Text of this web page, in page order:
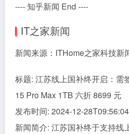
---- 知乎新闻 End ----
IT之家新闻
新闻来源：ITHome之家科技新
标题: 江苏线上国补终开启：需
15 Pro Max 1TB 六折 8699 元
发布时间: 2024-12-
新闻简介: 江苏国补终于支持线